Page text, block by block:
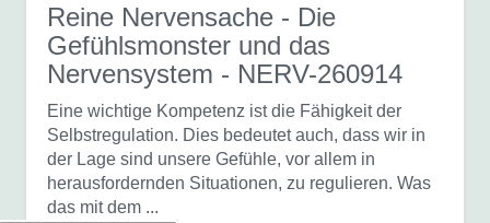
Reine Nervensache - Die
Gefühlsmonster und das
Nervensystem - NERV-260914
Eine wichtige Kompetenz ist die Fähigkeit der
Selbstregulation. Dies bedeutet auch, dass wir in
der Lage sind unsere Gefühle, vor allem in
herausfordernden Situationen, zu regulieren. Was
das mit dem ...